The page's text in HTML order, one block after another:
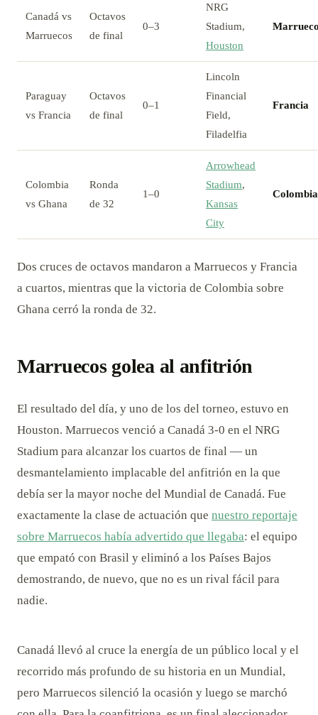
Canadá vs
Marruecos
Octavos
de final
0–3
NRG
Stadium,
Houston
Paraguay
vs Francia
Octavos
de final
0–1
Lincoln
Financial
Field,
Filadelfia
Francia
Colombia
vs Ghana
Ronda
de 32
1–0
Arrowhead
Stadium,
Kansas
City
Colombia
Dos cruces de octavos mandaron a Marruecos y Francia
a cuartos, mientras que la victoria de Colombia sobre
Ghana cerró la ronda de 32.
Marruecos golea al anfitrión
El resultado del día, y uno de los del torneo, estuvo en
Houston. Marruecos venció a Canadá 3-0 en el NRG
Stadium para alcanzar los cuartos de final — un
desmantelamiento implacable del anfitrión en la que
debía ser la mayor noche del Mundial de Canadá. Fue
exactamente la clase de actuación que nuestro reportaje
sobre Marruecos había advertido que llegaba: el equipo
que empató con Brasil y eliminó a los Países Bajos
demostrando, de nuevo, que no es un rival fácil para
nadie.
Canadá llevó al cruce la energía de un público local y el
recorrido más profundo de su historia en un Mundial,
pero Marruecos silenció la ocasión y luego se marchó